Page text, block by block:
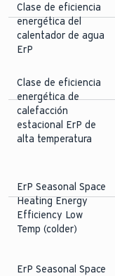
Clase de eficiencia
energética del
calentador de agua
ErP
Clase de eficiencia
energética de
calefacción
estacional ErP de
alta temperatura
ErP Seasonal Space
Heating Energy
Efficiency Low
Temp (colder)
ErP Seasonal Space